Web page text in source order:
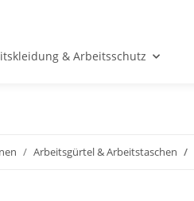
& Arbeitsschutz
Arbeitsgürtel & Arbeitstaschen